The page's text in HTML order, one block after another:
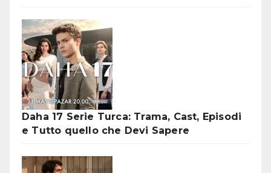
Daha 17 Serie Turca: Trama, Cast, Episodi
e Tutto quello che Devi Sapere